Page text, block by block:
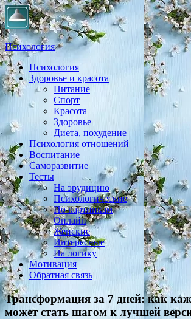
Психология
Практическая психология, личностный рост,
здоровье, воспитание,
Психология
Здоровье и красота
Питание
Спорт
Красота
Здоровье
Диета, похудение
Психология отношений
Воспитание
Саморазвитие
Тесты
На эрудицию
Психологические
По картинкам
Онлайн
Женские
Интересные
На логику
Мотивация
Обратная связь
Трансформация за 7 дней: как
может стать шагом к лучшей